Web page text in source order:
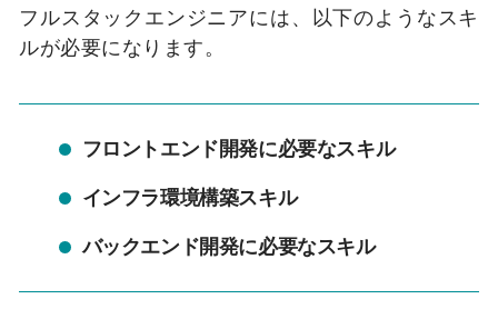
フルスタックエンジニアには、以下のようなスキ
ルが必要になります。
フロントエンド開発に必要なスキル
インフラ環境構築スキル
バックエンド開発に必要なスキル